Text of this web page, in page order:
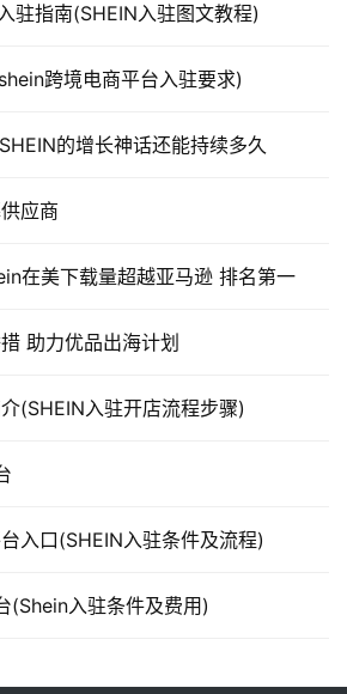
驻指南(SHEIN入驻图文教程)
跨境电商平台入驻要求)
的增长神话还能持续多久
应商
在美下载量超越亚马逊 排名第一
助力优品出海计划
(SHEIN入驻开店流程步骤)
入口(SHEIN入驻条件及流程)
(Shein入驻条件及费用)